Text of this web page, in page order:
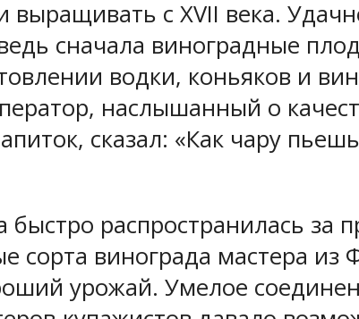
выращивать с XVII века.
сначала виноградные
водки, коньяков и
наслышанный о
сказал: «Как чару
быстро распространилась
сорта винограда мастера
урожай. Умелое